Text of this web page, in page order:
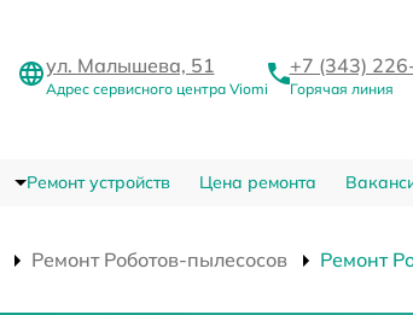
ул. Малышева, 51
Адрес сервисного центра Viomi
+7 (343)
Горячая линия
Ремонт устройств Цена ремонта
Ремонт Роботов-пылесосов Ремонт